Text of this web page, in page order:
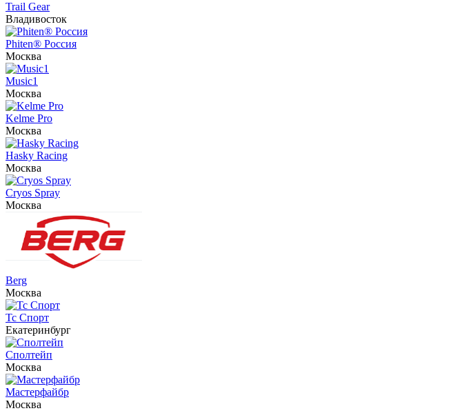
Trail Gear
Владивосток
Phiten® Россия
Москва
Music1
Москва
Kelme Pro
Москва
Hasky Racing
Москва
Cryos Spray
Москва
Berg
Москва
Тс Спорт
Екатеринбург
Сполтейп
Москва
Мастерфайбр
Москва